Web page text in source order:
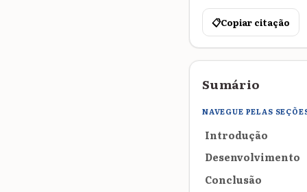
📋Copiar citação
Sumário
NAVEGUE PELAS
Introdução
Desenvolvimento
Conclusão